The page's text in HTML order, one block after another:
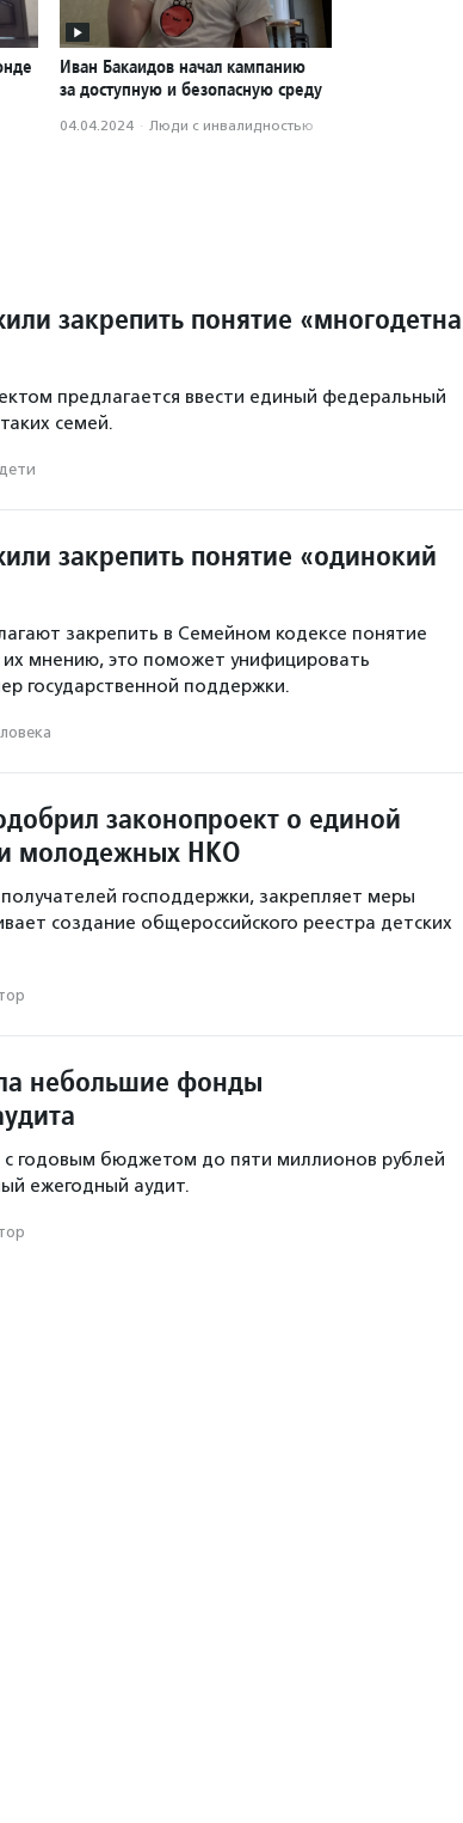
Иван Бакаидов начал кампанию
за доступную и безопасную среду
04.04.2024 · Люди с инвалидностью
закрепить понятие
предлагается ввести единый федеральный
семей.
закрепить понятие «одинокий
закрепить в Семейном кодексе понятие
мнению, это поможет унифицировать
государственной поддержки.
законопроект о единой
молодежных НКО
господдержки, закрепляет меры
создание общероссийского реестра детских
небольшие фонды
годовым бюджетом до пяти миллионов рублей
ежегодный аудит.